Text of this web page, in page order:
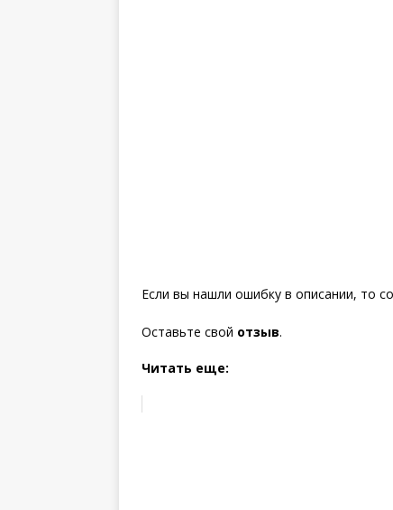
Если вы нашли ошибку в описании, то
Оставьте свой отзыв.
Читать еще: